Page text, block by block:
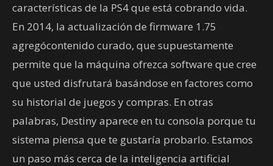
características de la PS4 que está cobrando vida.
En 2014, la actualización de firmware 1.75
agregócontenido curado, que supuestamente
permite que la máquina ofrezca software que cree
que usted disfrutará basándose en factores como
su historial de juegos y compras. En otras
palabras, Destiny aparece en tu consola porque tu
sistema piensa que te gustaría probarlo. Estamos
un paso más cerca de la inteligencia artificial